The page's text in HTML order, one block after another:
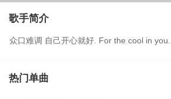
歌手简介
众口难调 自己开心就好. For the cool in you.
热门单曲